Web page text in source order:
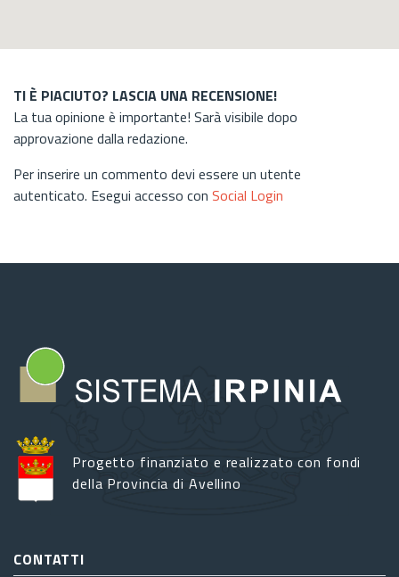
TI È PIACIUTO? LASCIA UNA RECENSIONE!
La tua opinione è importante! Sarà visibile dopo
approvazione dalla redazione.
Per inserire un commento devi essere un utente
autenticato. Esegui accesso con Social Login
Progetto finanziato e realizzato con fondi
della Provincia di Avellino
CONTATTI